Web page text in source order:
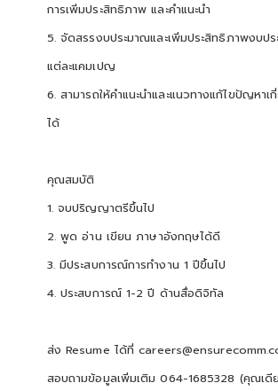
การเพิ่มประสิทธิภาพ และคำแนะนำ
5. จัดสรรงบประมาณและเพิ่มประสิทธิภาพงบป
แต่ละแคมเปญ
6. สามารถให้คำแนะนำและแนวทางแก้ไขปัญหา
ได้
คุณสมบัติ
1. จบปริญญาตรีขึ้นไป
2. พูด อ่าน เขียน ภาษาอังกฤษได้ดี
3. มีประสบการณ์การทำงาน 1 ปีขึ้นไป
4. ประสบการณ์ 1-2 ปี ด้านสื่อดิจิทัล
ส่ง Resume ได้ที่
สอบถามข้อมูลเพิ่มเติม 064-1685328 (คุณเดี